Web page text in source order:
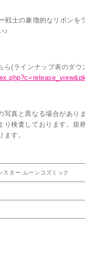
戦士の象徴的なリボン
♪
ら(ラインナップ表のダ
写真と異なる場合があり
検査しております。規
す。
スター ムーンコズミック